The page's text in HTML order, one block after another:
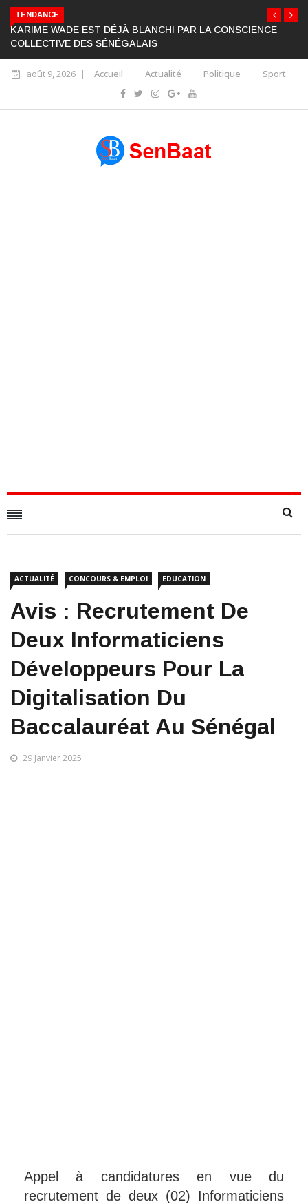
TENDANCE
KARIME WADE EST DÉJÀ BLANCHI PAR LA CONSCIENCE
COLLECTIVE DES SÉNÉGALAIS
août 9, 2026 Accueil Actualité Politique Sport
ACTUALITÉ CONCOURS & EMPLOI EDUCATION
Avis : Recrutement De
Deux Informaticiens
Développeurs Pour La
Digitalisation Du
Baccalauréat Au Sénégal
29 Janvier 2025
Appel à candidatures en vue du
recrutement de deux (02) Informaticiens